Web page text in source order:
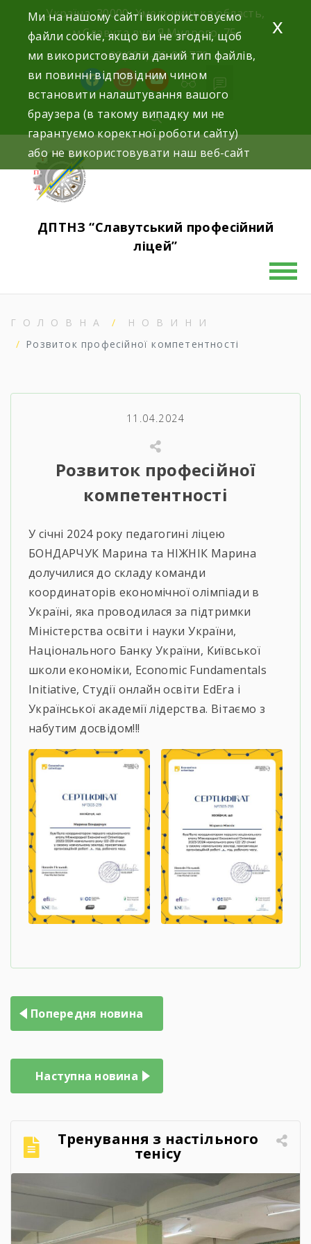
Україна, 30000, Хмельницька область,
м.Славута вул. Я.Мудрого, 75.
+38(097)-76-89-770
ДПТНЗ “Славутський професійний
ліцей”
ГОЛОВНА
НОВИНИ
Розвиток професійної компетентності
11.04.2024
Розвиток професійної
компетентності
У січні 2024 року педагогині ліцею
БОНДАРЧУК Марина та НІЖНІК Марина
долучилися до складу команди
координаторів економічної олімпіади в
Україні, яка проводилася за підтримки
Міністерства освіти і науки України,
Національного Банку України, Київської
школи економіки, Economic Fundamentals
Initiative, Студії онлайн освіти EdEra і
Української академії лідерства. Вітаємо з
набутим досвідом!!!
Попередня новина
Наступна новина
Тренування з настільного
тенісу
Ми на нашому сайті використовуємо
файли cookie, якщо ви не згодні, щоб
ми використовували даний тип файлів,
ви повинні відповідним чином
встановити налаштування вашого
браузера (в такому випадку ми не
гарантуємо коректної роботи сайту)
або не використовувати наш веб-сайт
x